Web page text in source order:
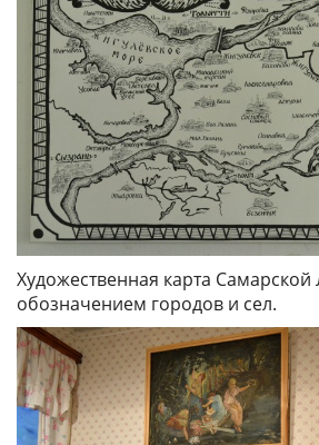
Художественная карта Самарской
обозначением городов и сел.